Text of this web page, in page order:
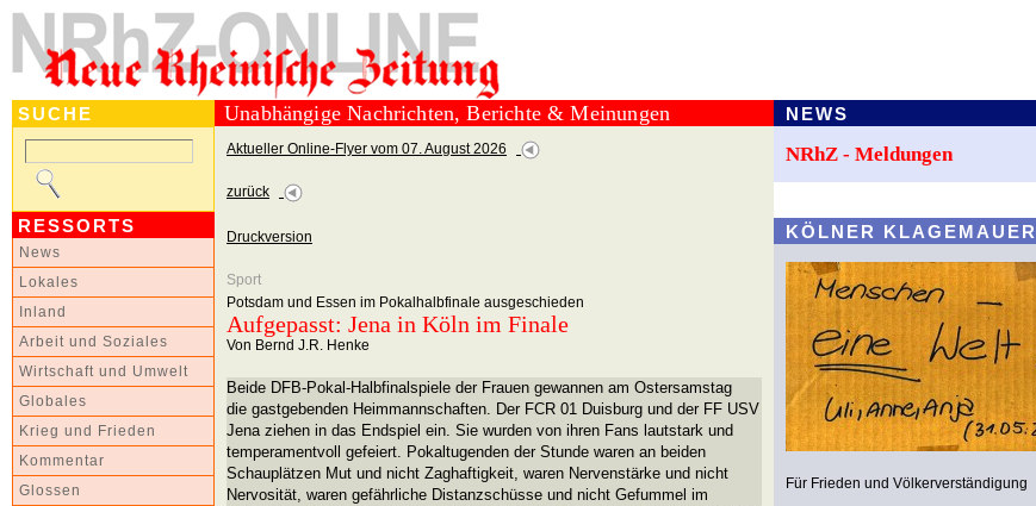
SUCHE
RESSORTS
News
Lokales
Inland
Arbeit und Soziales
Wirtschaft und Umwelt
Globales
Krieg und Frieden
Kommentar
Glossen
Unabhängige Nachrichten, Berichte & Meinungen
Aktueller Online-Flyer vom 07. August 2026
zurück
Druckversion
Sport
Potsdam und Essen im Pokalhalbfinale ausgeschieden
Aufgepasst: Jena in Köln im Finale
Von Bernd J.R. Henke
Beide DFB-Pokal-Halbfinalspiele der Frauen gewannen am Ostersamstag
die gastgebenden Heimmannschaften. Der FCR 01 Duisburg und der FF USV
Jena ziehen in das Endspiel ein. Sie wurden von ihren Fans lautstark und
temperamentvoll gefeiert. Pokaltugenden der Stunde waren an beiden
Schauplätzen Mut und nicht Zaghaftigkeit, waren Nervenstärke und nicht
Nervosität, waren gefährliche Distanzschüsse und nicht Gefummel im
NEWS
NRhZ - Meldungen
KÖLNER KLAGEMAUER
Für Frieden und Völkerverständigung